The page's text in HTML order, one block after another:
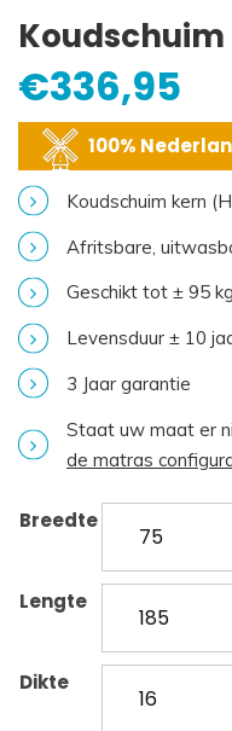
€336,95
100%
Koudschuim kern
Afritsbare,
Geschikt tot ± 95 kg
Levensduur ± 10
3 Jaar garantie
Staat uw maat er
de matras
Breedte
Lengte
Dikte